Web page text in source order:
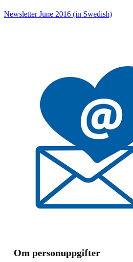
Newsletter June 2016 (in Swedish)
Om personuppgifter